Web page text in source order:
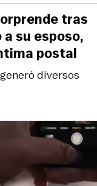
diversos
tras
a su esposo,
postal